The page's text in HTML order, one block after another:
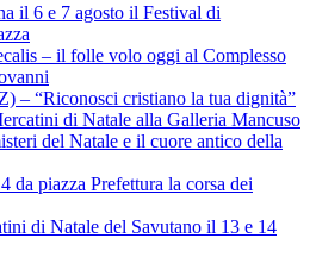
il 6 e 7 agosto il Festival di
– il folle volo oggi al Complesso
– “Riconosci cristiano la tua dignità”
di Natale alla Galleria Mancuso
del Natale e il cuore antico della
piazza Prefettura la corsa dei
di Natale del Savutano il 13 e 14